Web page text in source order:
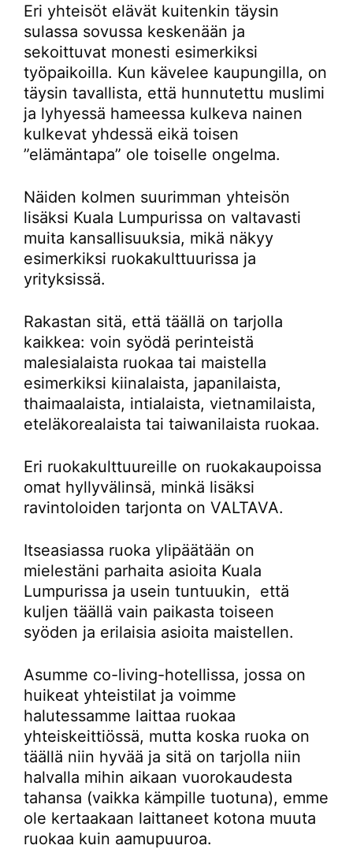
Eri yhteisöt elävät kuitenkin täysin
sulassa sovussa keskenään ja
sekoittuvat monesti esimerkiksi
työpaikoilla. Kun kävelee kaupungilla, on
täysin tavallista, että hunnutettu muslimi
ja lyhyessä hameessa kulkeva nainen
kulkevat yhdessä eikä toisen
”elämäntapa” ole toiselle ongelma.
Näiden kolmen suurimman yhteisön
lisäksi Kuala Lumpurissa on valtavasti
muita kansallisuuksia, mikä näkyy
esimerkiksi ruokakulttuurissa ja
yrityksissä.
Rakastan sitä, että täällä on tarjolla
kaikkea: voin syödä perinteistä
malesialaista ruokaa tai maistella
esimerkiksi kiinalaista, japanilaista,
thaimaalaista, intialaista, vietnamilaista,
eteläkorealaista tai taiwanilaista ruokaa.
Eri ruokakulttuureille on ruokakaupoissa
omat hyllyvälinsä, minkä lisäksi
ravintoloiden tarjonta on VALTAVA.
Itseasiassa ruoka ylipäätään on
mielestäni parhaita asioita Kuala
Lumpurissa ja usein tuntuukin, että
kuljen täällä vain paikasta toiseen
syöden ja erilaisia asioita maistellen.
Asumme co-living-hotellissa, jossa on
huikeat yhteistilat ja voimme
halutessamme laittaa ruokaa
yhteiskeittiössä, mutta koska ruoka on
täällä niin hyvää ja sitä on tarjolla niin
halvalla mihin aikaan vuorokaudesta
tahansa (vaikka kämpille tuotuna), emme
ole kertaakaan laittaneet kotona muuta
ruokaa kuin aamupuuroa.